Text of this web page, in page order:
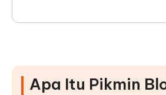
Apa Itu Pikmin